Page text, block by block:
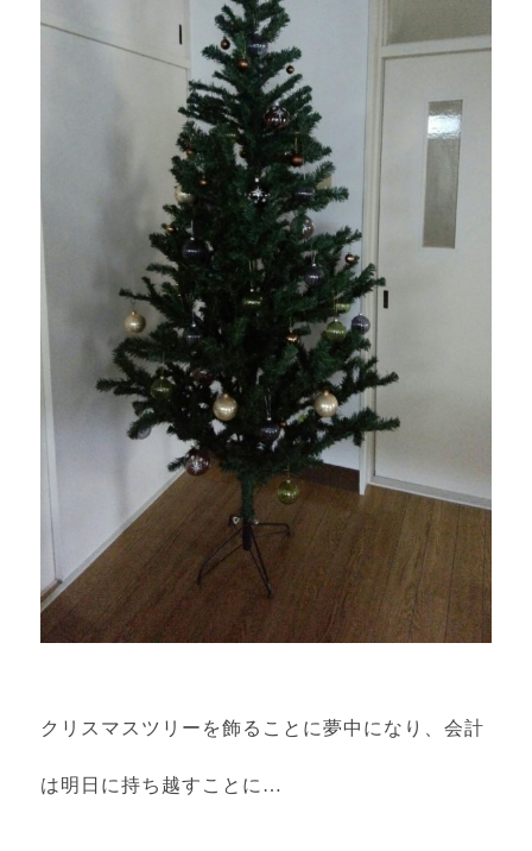
クリスマスツリーを飾ることに夢中になり、会計
は明日に持ち越すことに…